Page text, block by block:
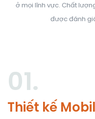
ở mọi lĩnh vực. Chất
được đánh
01.
Thiết kế